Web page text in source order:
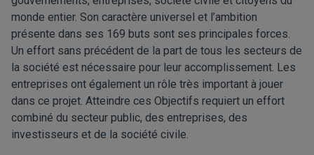
monde entier. Son caractère universel et l’ambition
présente dans ses 169 buts sont ses principales forces.
Un effort sans précédent de la part de tous les secteurs de
la société est nécessaire pour leur accomplissement. Les
entreprises ont également un rôle très important à jouer
dans ce projet. Atteindre ces Objectifs requiert un effort
combiné du secteur public, des entreprises, des
investisseurs et de la société civile.